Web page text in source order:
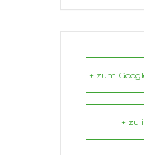
+ zum
+ zu